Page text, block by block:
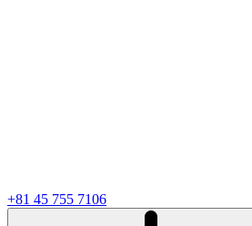
+81 45 755 7106